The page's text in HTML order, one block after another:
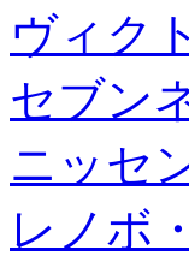
ヴィク
セブン
ニッセ
レノボ